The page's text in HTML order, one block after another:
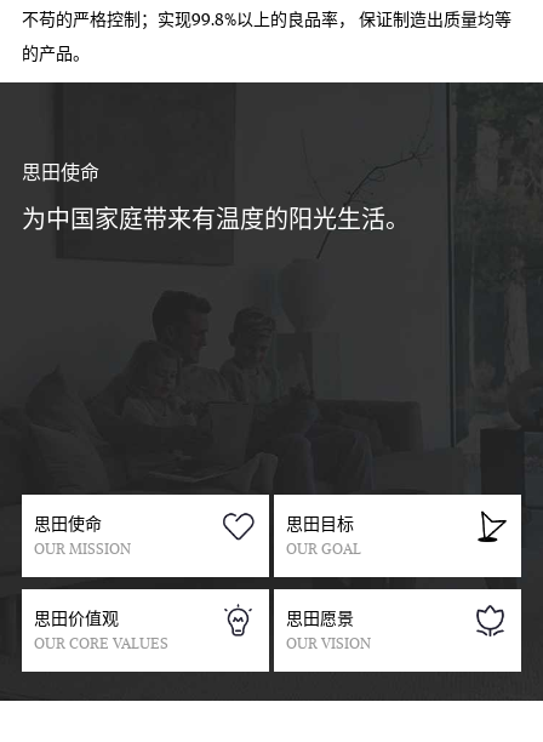
不苟的严格控制；实现99.8%以上的良品率， 保证制造出质量均等
的产品。
思田使命
为中国家庭带来有温度的阳光生活。
思田使命
OUR MISSION
思田使命
OUR MISSION
思田目标
OUR GOAL
思田目标
思田价值观
OUR CORE VALUES
思田愿景
OUR VISION